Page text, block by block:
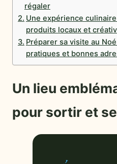
régaler
Une expérience
produits locaux et
Préparer sa visite au
pratiques et bonnes
Un lieu
pour sortir et